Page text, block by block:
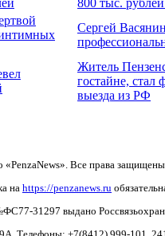
интимных
Сергей
Житель
гостайне, стал
выезда из РФ
Все права
на https://penzanews.ru
31297 выдано